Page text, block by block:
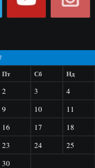
Пт Сб Нд
2 3
4
9 10
11
16 17
18
23 24
25
30